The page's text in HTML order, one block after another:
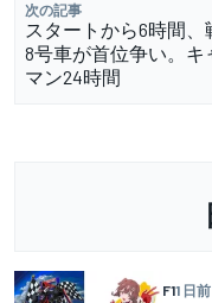
次の記事
スタートから6時間
8号車が首位争い。キ
マン24時間
F11 日前